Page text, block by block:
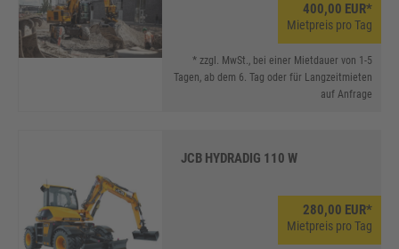
400,00 EUR*
Mietpreis pro Tag
* zzgl. MwSt., bei einer Mietdauer von 1-5
Tagen, ab dem 6. Tag oder für Langzeitmieten
auf Anfrage
JCB HYDRADIG 110 W
280,00 EUR*
Mietpreis pro Tag